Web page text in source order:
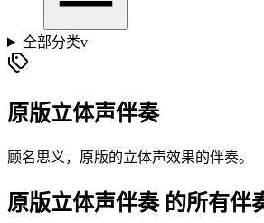
全部分类v
原版立体声伴奏
顾名思义，原版的立体声效果的伴奏。
原版立体声伴奏 的所有伴